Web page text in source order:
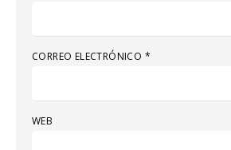
CORREO ELECTRÓNICO *
WEB